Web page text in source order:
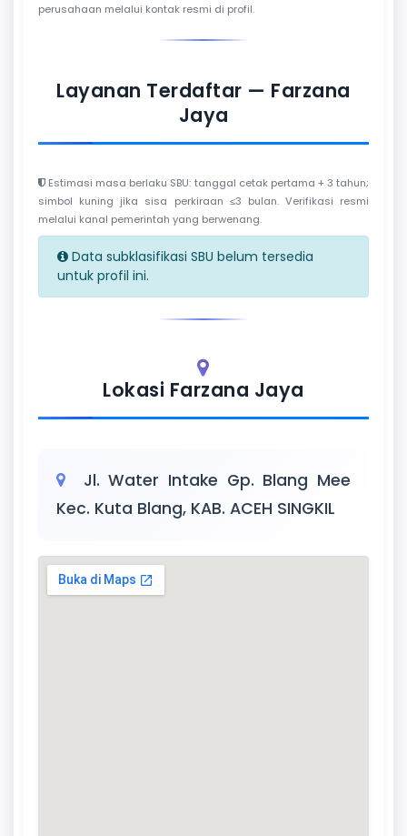
perusahaan melalui kontak resmi di profil.
Layanan Terdaftar — Farzana
Jaya
Estimasi masa berlaku SBU: tanggal cetak pertama + 3 tahun;
simbol kuning jika sisa perkiraan ≤3 bulan. Verifikasi resmi
melalui kanal pemerintah yang berwenang.
Data subklasifikasi SBU belum tersedia
untuk profil ini.
Lokasi Farzana Jaya
Jl. Water Intake Gp. Blang Mee
Kec. Kuta Blang, KAB. ACEH SINGKIL